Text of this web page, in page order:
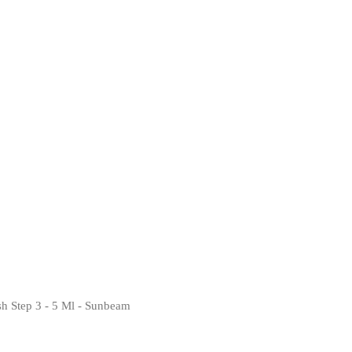
Step 3 - 5 Ml - Sunbeam